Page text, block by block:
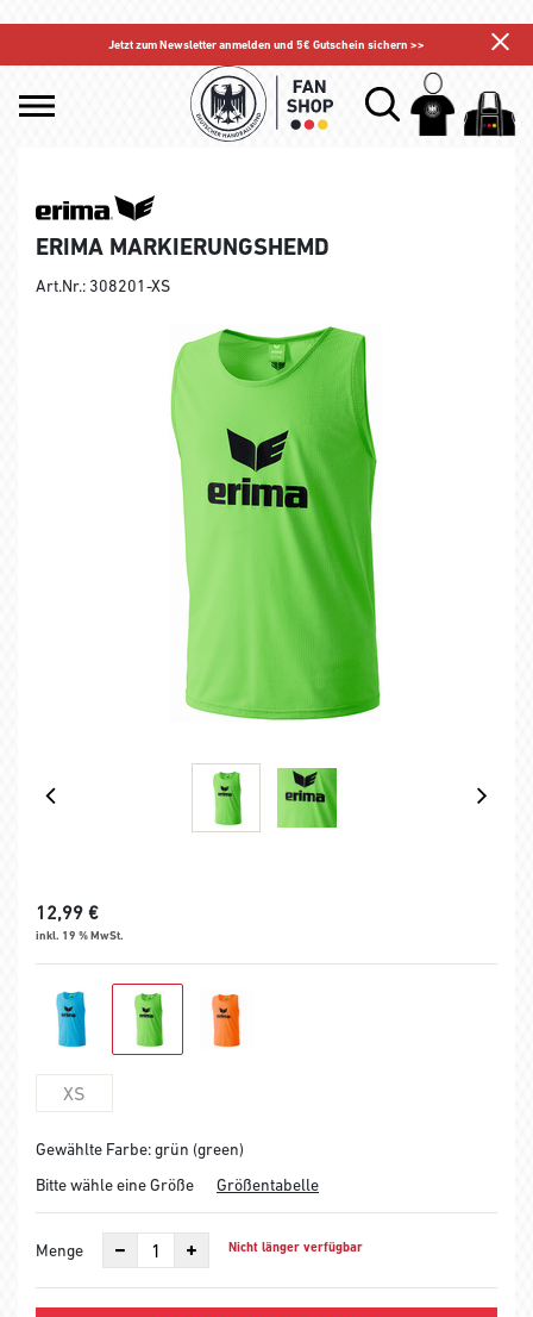
Jetzt zum Newsletter anmelden und 5€ Gutschein sichern >>
ERIMA MARKIERUNGSHEMD
Art.Nr.: 308201-XS
12,99 €
inkl. 19 % MwSt.
XS
Gewählte Farbe: grün (green)
Bitte wähle eine Größe
Größentabelle
Menge Nicht länger verfügbar